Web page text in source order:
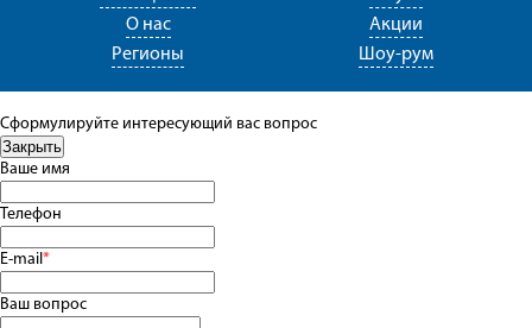
О нас
Акции
Регионы
Шоу-рум
Сформулируйте интересующий вас вопрос
Ваше имя
Телефон
E-mail*
Ваш вопрос